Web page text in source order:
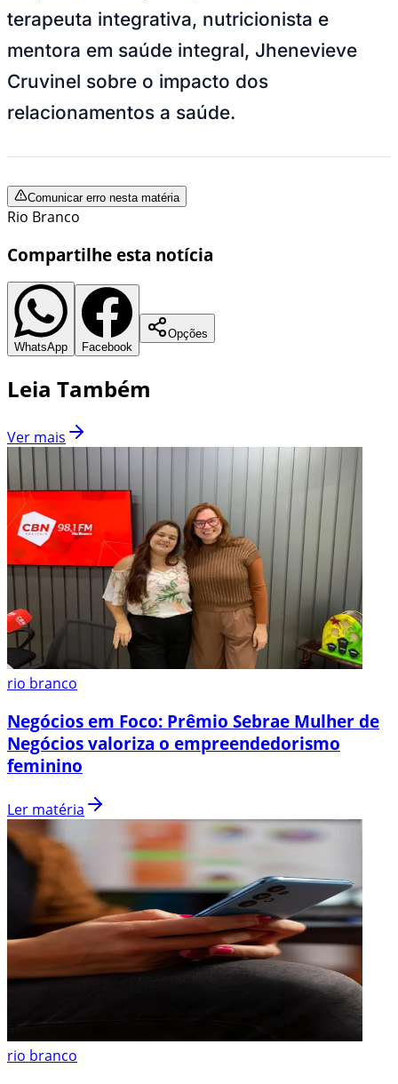
terapeuta integrativa, nutricionista e
mentora em saúde integral, Jhenevieve
Cruvinel sobre o impacto dos
relacionamentos a saúde.
Comunicar erro nesta matéria
Rio Branco
Compartilhe esta notícia
WhatsApp Facebook
Opções
Leia Também
Ver mais
rio branco
Negócios em Foco: Prêmio Sebrae Mulher de
Negócios valoriza o empreendedorismo
feminino
Ler matéria
rio branco